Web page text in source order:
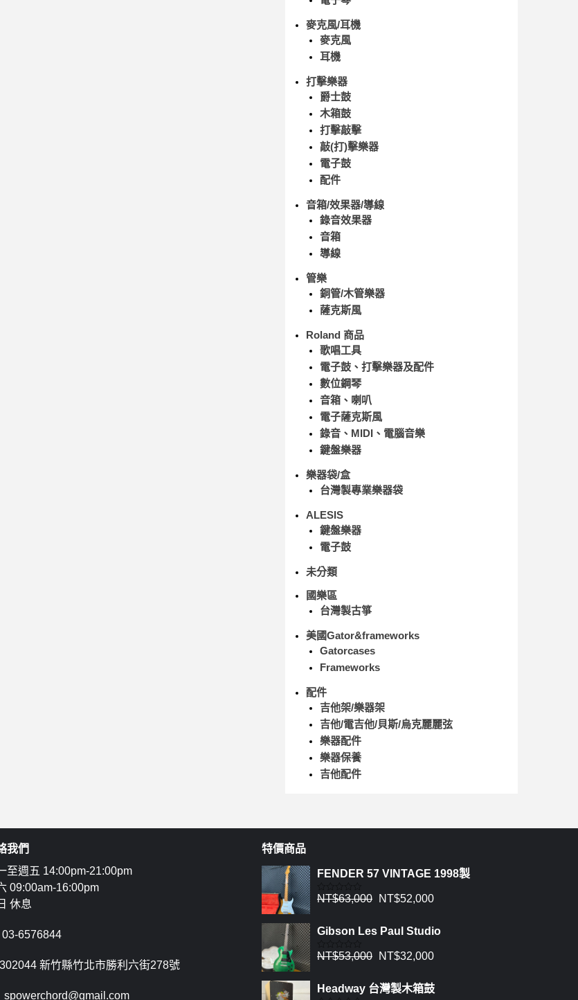
麥克風/耳機
麥克風
耳機
打擊樂器
爵士鼓
木箱鼓
打擊敲擊
敲(打)擊樂器
電子鼓
配件
音箱/效果器/導線
錄音效果器
音箱
導線
管樂
銅管/木管樂器
薩克斯風
Roland 商品
歌唱工具
電子鼓、打擊樂器及配件
數位鋼琴
音箱、喇叭
電子薩克斯風
錄音、MIDI、電腦音樂
鍵盤樂器
樂器袋/盒
台灣製專業樂器袋
ALESIS
鍵盤樂器
電子鼓
未分類
國樂區
台灣製古箏
美國Gator&frameworks
Gatorcases
Frameworks
配件
吉他架/樂器架
吉他/電吉他/貝斯/烏克麗麗弦
樂器配件
樂器保養
吉他配件
我們
至週五 14:00pm-21:00pm
09:00am-16:00pm
休息
03-6576844
302044 新竹縣竹北市勝利六街278號
spowerchord@gmail.com
特價商品
FENDER 57 VINTAGE 1998製
評
分
NT$63,000 NT$52,000
Gibson Les Paul Studio
評
分
NT$53,000 NT$32,000
Headway 台灣製木箱鼓